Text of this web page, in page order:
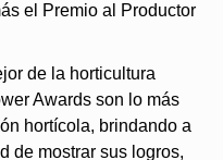
el Premio al Productor
de la horticultura
Awards son lo más
hortícola, brindando a
de mostrar sus logros,